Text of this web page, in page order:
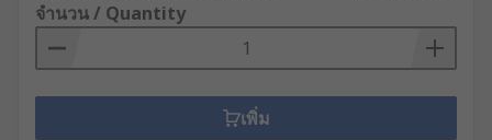
จำนวน / Quantity
เพิ่ม